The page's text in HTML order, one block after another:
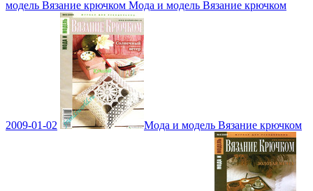
модель Вязание крючком Мода и модель Вязание крючком
2009-01-02 Мода и модель Вязание крючком